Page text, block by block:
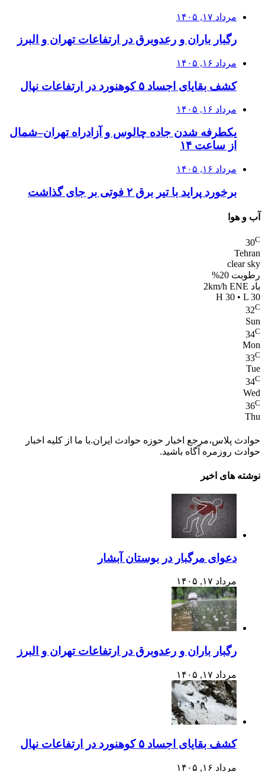
مرداد ۱۷, ۱۴۰۵
رگبار باران و رعدوبرق در ارتفاعات تهران و البرز
مرداد ۱۶, ۱۴۰۵
کشف بقایای اجساد ۵ کوهنورد در ارتفاعات نپال
مرداد ۱۶, ۱۴۰۵
یکطرفه شدن جاده چالوس و آزادراه تهران–شمال
از ساعت ۱۴
مرداد ۱۶, ۱۴۰۵
برخورد پراید با تیر برق ۲ فوتی بر جای گذاشت
آب و هوا
30C
Tehran
clear sky
رطوبت 20%
باد 2km/h ENE
H 30 • L 30
32C
Sun
34C
Mon
33C
Tue
34C
Wed
36C
Thu
حوادث پلاس،مرجع اخبار حوزه حوادث ایران.با ما از کلیه اخبار
حوادث روزمره آگاه باشید.
نوشته های اخیر
دعوای مرگبار در بوستان آبشار
مرداد ۱۷, ۱۴۰۵
رگبار باران و رعدوبرق در ارتفاعات تهران و البرز
مرداد ۱۷, ۱۴۰۵
کشف بقایای اجساد ۵ کوهنورد در ارتفاعات نپال
مرداد ۱۶, ۱۴۰۵